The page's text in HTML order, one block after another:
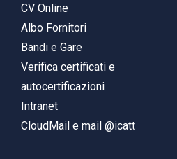
CV Online
Albo Fornitori
Bandi e Gare
Verifica certificati e
autocertificazioni
Intranet
CloudMail e mail @icatt